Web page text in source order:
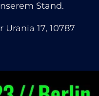
Stand.
17, 10787